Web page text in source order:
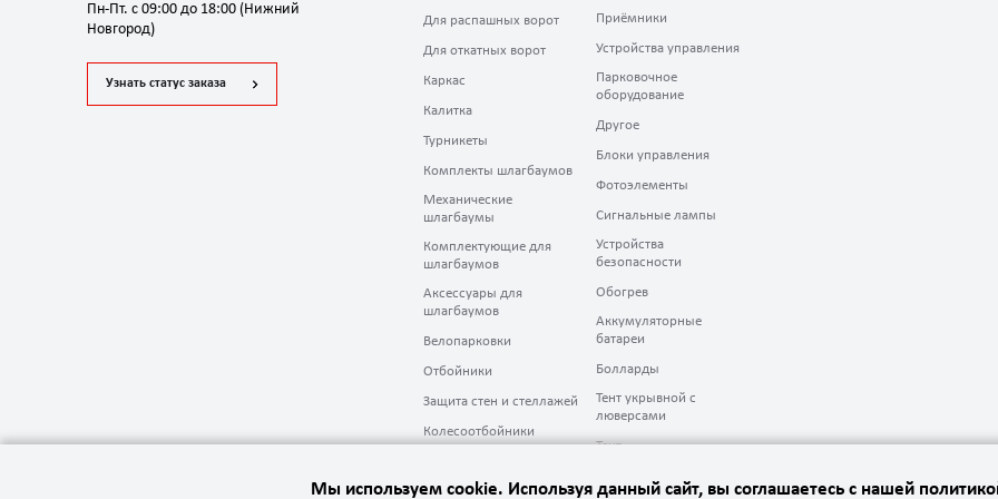
Пн-Пт. с 09:00 до 18:00 (Нижний
Новгород)
Узнать статус заказа
Для распашных ворот
Для откатных ворот
Каркас
Калитка
Турникеты
Комплекты шлагбаумов
Механические
шлагбаумы
Комплектующие для
шлагбаумов
Аксессуары для
шлагбаумов
Велопарковки
Отбойники
Защита стен и стеллажей
Колесоотбойники
Приёмники
Устройства управления
Парковочное
оборудование
Другое
Блоки управления
Фотоэлементы
Сигнальные лампы
Устройства
безопасности
Обогрев
Аккумуляторные
батареи
Болларды
Тент укрывной с
люверсами
Тент
Мы используем cookie. Используя данный сайт, вы соглашаетесь с нашей